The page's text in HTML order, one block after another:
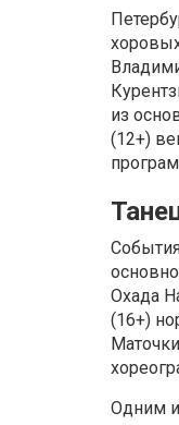
из
(12+)
Охада
(16+)
Одним